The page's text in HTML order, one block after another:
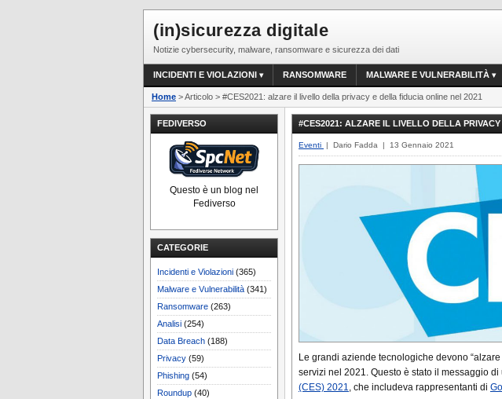
(in)sicurezza digitale
Notizie cybersecurity, malware, ransomware e sicurezza dei dati
INCIDENTI E VIOLAZIONI RANSOMWARE MALWARE E VULNERABILITÀ
Home > Articolo > #CES2021: alzare il livello della privacy e della fiducia online nel 2021
FEDIVERSO
Questo è un blog nel
Fediverso
CATEGORIE
Incidenti e Violazioni (365)
Malware e Vulnerabilità (341)
Ransomware (263)
Analisi (254)
Data Breach (188)
Privacy (59)
Phishing (54)
Roundup (40)
#CES2021: ALZARE IL LIVELLO DELLA
Eventi | Dario Fadda | 13 Gennaio 2021
Le grandi aziende tecnologiche devono
servizi nel 2021. Questo è stato il messaggio di
(CES) 2021, che includeva rappresentanti di